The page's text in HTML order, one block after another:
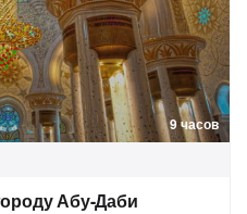
9 часов
Абу-Даби